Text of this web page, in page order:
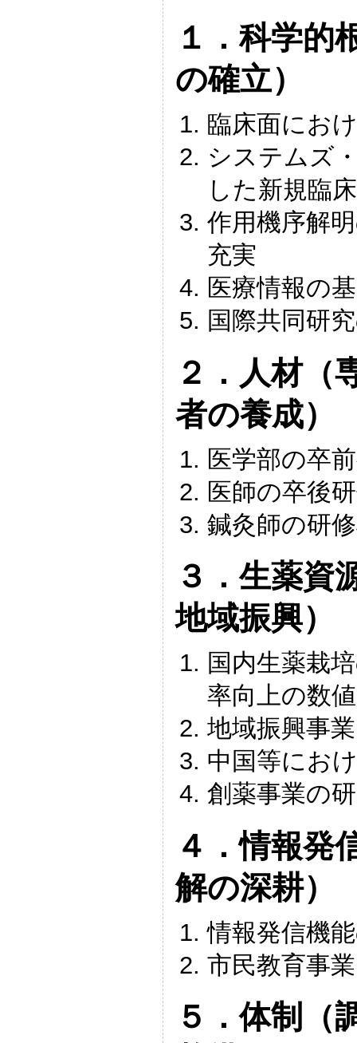
１．科学的
の確立）
臨床面にお
システムズ
した新規臨
作用機序解
充実
医療情報の
国際共同研
２．人材（
者の養成）
医学部の卒
医師の卒後
鍼灸師の研
３．生薬資
地域振興）
国内生薬栽
率向上の数
地域振興事
中国等にお
創薬事業の
４．情報発
解の深耕）
情報発信機
市民教育事業
５．体制（